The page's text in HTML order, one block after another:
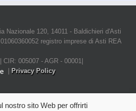
Nazionale 120, 14011 - Baldichieri d'Asti
01060360052 registro imprese di Asti REA
005007 - AGR - 00001|
Privacy Policy
nostro sito Web per offrirti